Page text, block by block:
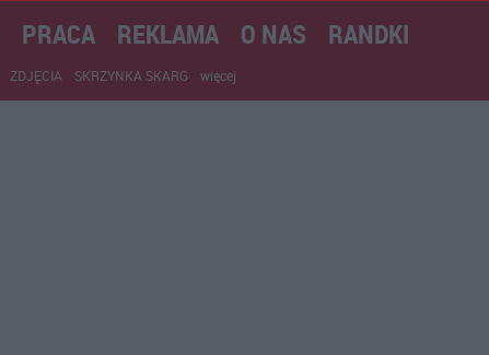
PRACA REKLAMA O NAS RANDKI
ZDJĘCIA SKRZYNKA SKARG więcej